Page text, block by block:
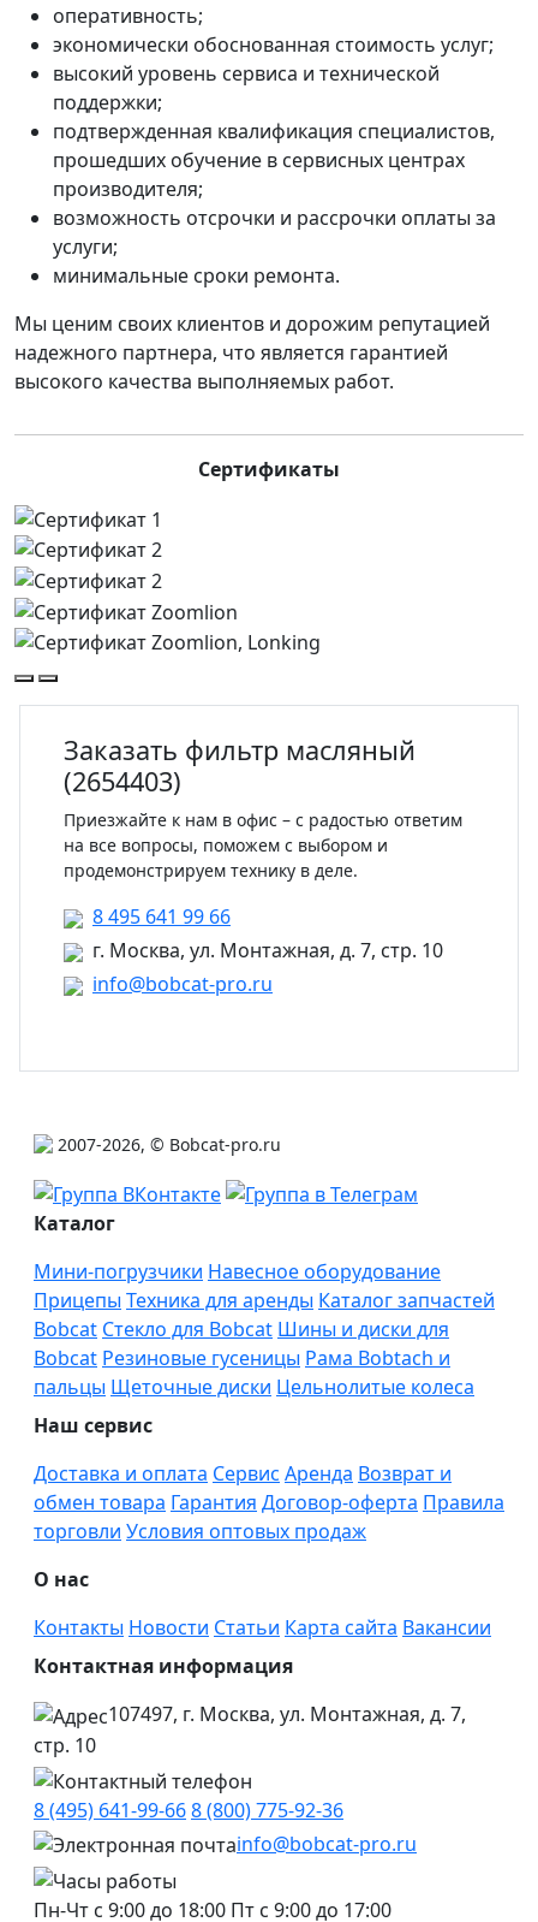
оперативность;
экономически обоснованная стоимость услуг;
высокий уровень сервиса и технической
поддержки;
подтвержденная квалификация специалистов,
прошедших обучение в сервисных центрах
производителя;
возможность отсрочки и рассрочки оплаты за
услуги;
минимальные сроки ремонта.
Мы ценим своих клиентов и дорожим репутацией
надежного партнера, что является гарантией
высокого качества выполняемых работ.
Сертификаты
Заказать фильтр масляный
(2654403)
Приезжайте к нам в офис – с радостью ответим
на все вопросы, поможем с выбором и
продемонстрируем технику в деле.
8 495 641 99 66
г. Москва, ул. Монтажная, д. 7, стр. 10
info@bobcat-pro.ru
2007-2026, © Bobcat-pro.ru
Каталог
Мини-погрузчики Навесное оборудование
Прицепы Техника для аренды Каталог запчастей
Bobcat Стекло для Bobcat Шины и диски для
Bobcat Резиновые гусеницы Рама Bobtach и
пальцы Щеточные диски Цельнолитые колеса
Наш сервис
Доставка и оплата Сервис Аренда Возврат и
обмен товара Гарантия Договор-оферта Правила
торговли Условия оптовых продаж
О нас
Контакты Новости Статьи Карта сайта Вакансии
Контактная информация
107497, г. Москва, ул. Монтажная, д. 7,
стр. 10
8 (495) 641-99-668 (800) 775-92-36
info@bobcat-pro.ru
Пн-Чт с 9:00 до 18:00 Пт с 9:00 до 17:00